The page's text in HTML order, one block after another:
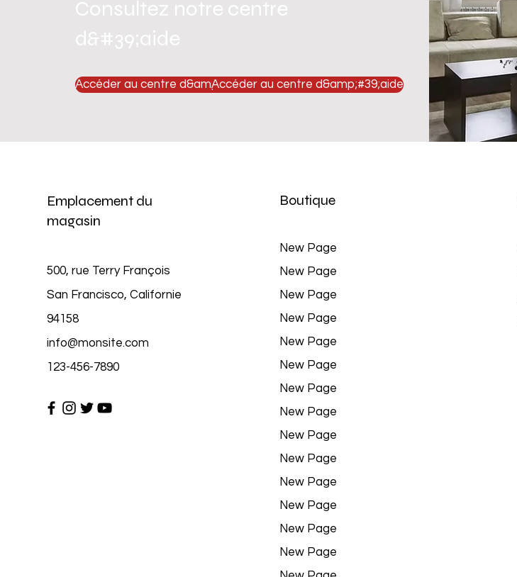
Consultez notre centre
d&#39;aide
Accéder au centre d&amp;#39;aideAccéder au centre d&amp;#39;aide
Emplacement du
magasin
500, rue Terry François
San Francisco, Californie
94158
info@monsite.com
123-456-7890
Boutique
New Page
New Page
New Page
New Page
New Page
New Page
New Page
New Page
New Page
New Page
New Page
New Page
New Page
New Page